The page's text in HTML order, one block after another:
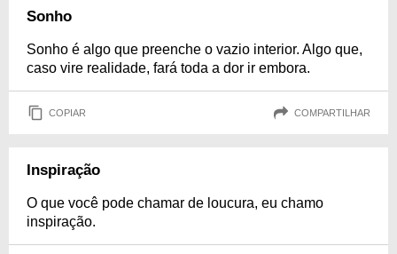
Sonho
Sonho é algo que preenche o vazio interior. Algo que,
caso vire realidade, fará toda a dor ir embora.
COPIAR COMPARTILHAR
Inspiração
O que você pode chamar de loucura, eu chamo
inspiração.